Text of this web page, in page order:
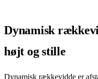
Dynamisk
højt og stille
Dynamisk rækkevidde er